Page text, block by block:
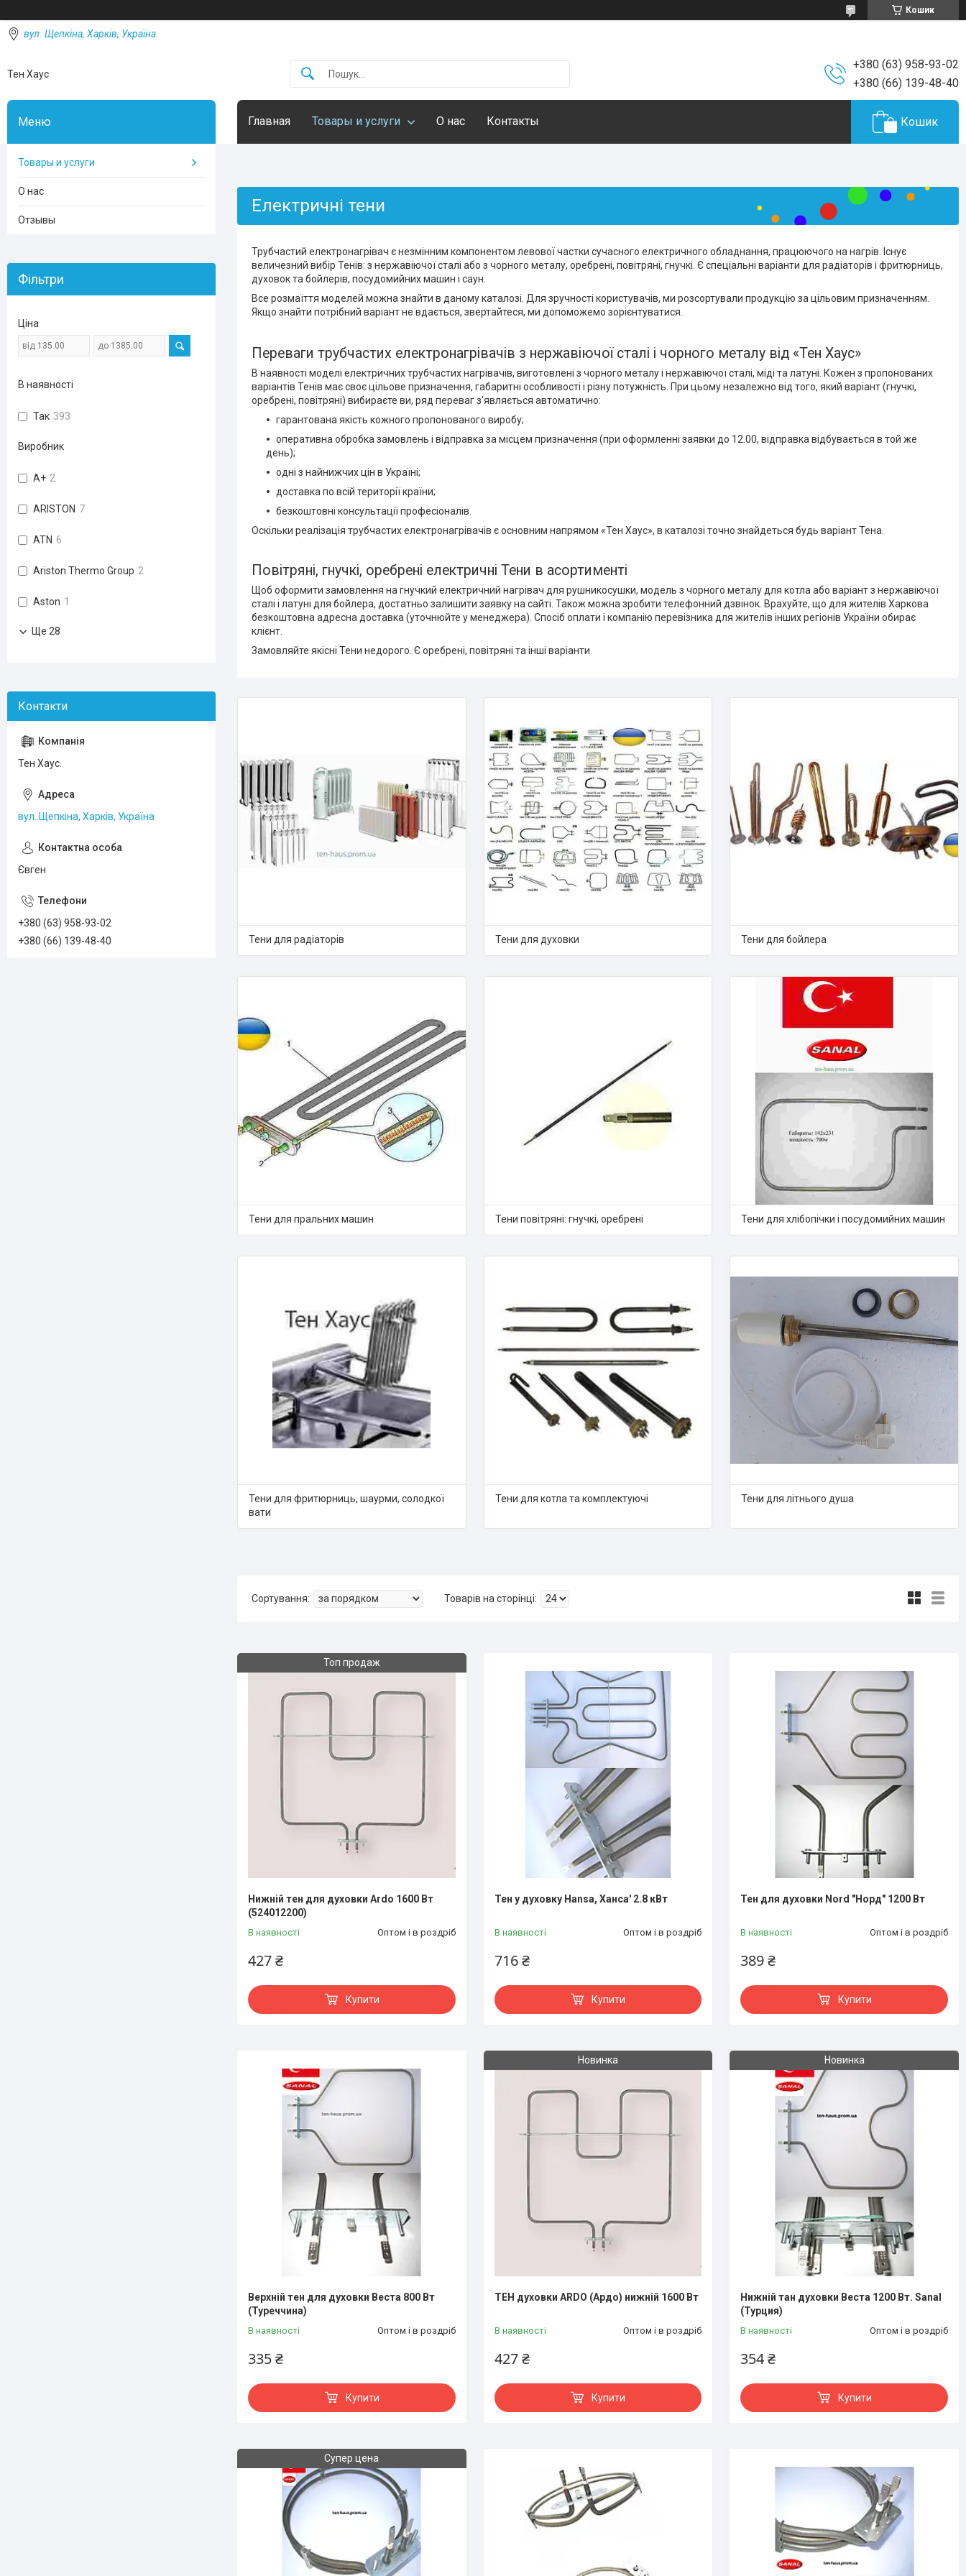
Кошик
вул. Щепкіна, Харків, Україна
Тен Хаус
+380 (63) 958-93-02
+380 (66) 139-48-40
Главная Товары и услуги О нас Контакты Кошик
Електричні тени
Трубчастий електронагрівач є незмінним компонентом левової частки сучасного електричного обладнання, працюючого на нагрів. Існує
величезний вибір Тенів: з нержавіючої сталі або з чорного металу, оребрені, повітряні, гнучкі. Є спеціальні варіанти для радіаторів і фритюрниць,
духовок та бойлерів, посудомийних машин і саун.
Все розмаїття моделей можна знайти в даному каталозі. Для зручності користувачів, ми розсортували продукцію за цільовим призначенням.
Якщо знайти потрібний варіант не вдається, звертайтеся, ми допоможемо зорієнтуватися.
Переваги трубчастих електронагрівачів з нержавіючої сталі і чорного металу від «Тен Хаус»
В наявності моделі електричних трубчастих нагрівачів, виготовлені з чорного металу і нержавіючої сталі, міді та латуні. Кожен з пропонованих
варіантів Тенів має своє цільове призначення, габаритні особливості і різну потужність. При цьому незалежно від того, який варіант (гнучкі,
оребрені, повітряні) вибираєте ви, ряд переваг з'являється автоматично:
гарантована якість кожного пропонованого виробу;
оперативна обробка замовлень і відправка за місцем призначення (при оформленні заявки до 12.00, відправка відбувається в той же
день);
одні з найнижчих цін в Україні;
доставка по всій території країни;
безкоштовні консультації професіоналів.
Оскільки реалізація трубчастих електронагрівачів є основним напрямом «Тен Хаус», в каталозі точно знайдеться будь варіант Тена.
Повітряні, гнучкі, оребрені електричні Тени в асортименті
Щоб оформити замовлення на гнучкий електричний нагрівач для рушникосушки, модель з чорного металу для котла або варіант з нержавіючої
сталі і латуні для бойлера, достатньо залишити заявку на сайті. Також можна зробити телефонний дзвінок. Врахуйте, що для жителів Харкова
безкоштовна адресна доставка (уточнюйте у менеджера). Спосіб оплати і компанію перевізника для жителів інших регіонів України обирає
клієнт.
Замовляйте якісні Тени недорого. Є оребрені, повітряні та інші варіанти.
Тени для радіаторів Тени для духовки Тени для бойлера
Тени для пральних машин Тени повітряні: гнучкі, оребрені Тени для хлібопічки і посудомийних машин
Тени для фритюрниць, шаурми, солодкої
вати
Тени для котла та комплектуючі Тени для літнього душа
Топ продаж
Нижній тен для духовки Ardo 1600 Вт
(524012200)
В наявності Оптом і в роздріб
427 ₴
Купити
Тен у духовку Hansa, Ханса' 2.8 кВт
В наявності Оптом і в роздріб
716 ₴
Купити
Тен для духовки Nord "Норд" 1200 Вт
В наявності Оптом і в роздріб
389 ₴
Купити
Верхній тен для духовки Веста 800 Вт
(Туреччина)
В наявності Оптом і в роздріб
335 ₴
Купити
Новинка
ТЕН духовки ARDO (Ардо) нижній 1600 Вт
В наявності Оптом і в роздріб
427 ₴
Купити
Новинка
Нижній тан духовки Веста 1200 Вт. Sanal
(Турция)
В наявності Оптом і в роздріб
354 ₴
Купити
Супер цена
Товары и услуги
О нас
Отзывы
Фільтри
Ціна
В наявності
Так 393
Виробник
A+ 2
ARISTON 7
ATN 6
Ariston Thermo Group 2
Aston 1
Ще 28
Тен Хаус.
вул. Щепкіна, Харків, Україна
Євген
+380 (63) 958-93-02
+380 (66) 139-48-40